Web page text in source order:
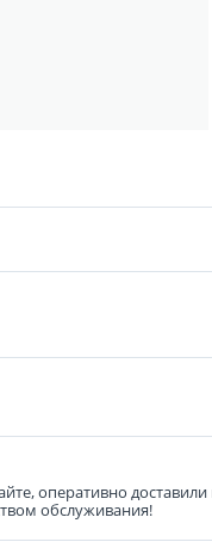
оперативно
обслуживания!